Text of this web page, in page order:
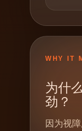
WHY IT
为什
劲？
因为视